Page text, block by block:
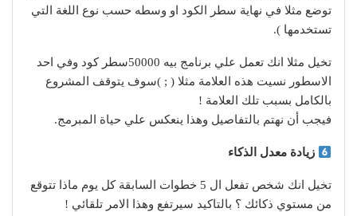
توضع مثلا في نهاية سطر الكود او وسطه حسب نوع اللغة التي
تستخدمها ).
تخيل مثلا انك تعمل علي برنامج بيه 50000سطر كود وفي احد
الاسطور نسيت هذه العلامة مثلا ( ; )سوف يتوقف المشروع
بالكامل بسبب تلك العلامة !
فيجب أن نهتم بالتفاصيل وهذا ينعكس علي حياة المبرمج.
زيادة معدل الذكاء
تخيل انك شخص تفعل ال 5 خطوات السابقة كل يوم ماذا تتوقع
من مستوي ذكائك ؟ بالتاكيد سيرتفع وهذا الامر تلقائي !